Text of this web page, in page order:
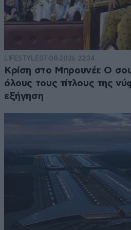
LIFESTYLE07·08·2026 22:34
Κρίση στο Μπρουνέι: Ο
όλους τους τίτλους της
εξήγηση